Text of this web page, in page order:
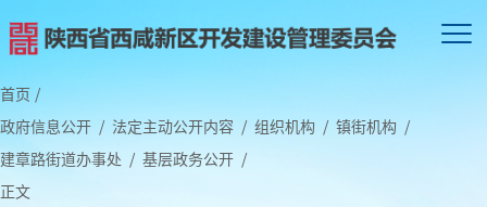
首页 /
政府信息公开 / 法定主动公开内容 / 组织机构 / 镇街机构 /
建章路街道办事处 / 基层政务公开 /
正文